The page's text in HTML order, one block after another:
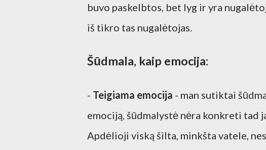
buvo paskelbtos, bet lyg ir yra
iš tikro tas nugalėtojas.
Šūdmala, kaip emocija:
- Teigiama emocija - man sutiktai
emociją, šūdmalystė nėra konkreti tad
Apdėlioji viską šilta, minkšta vatele,